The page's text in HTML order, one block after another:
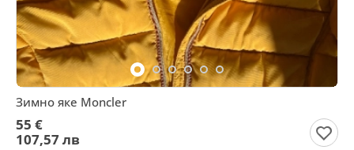
Зимно яке Moncler
55 €
107,57 лв